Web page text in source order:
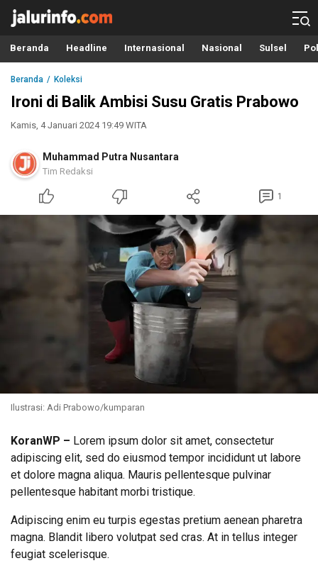
Info Terbaru, Berita Terkini Hari Ini, Jalurinfo.com
Terkini, Akurat dan Terpercaya
Beranda Headline Internasional Nasional Sulsel
Beranda Koleksi
Ironi di Balik Ambisi Susu Gratis Prabowo
Kamis, 4 Januari 2024 19:49 WITA
Muhammad Putra Nusantara
Tim Redaksi
1
Ilustrasi: Adi Prabowo/kumparan
KoranWP – Lorem ipsum dolor sit amet, consectetur
adipiscing elit, sed do eiusmod tempor incididunt ut labore
et dolore magna aliqua. Mauris pellentesque pulvinar
pellentesque habitant morbi tristique.
Adipiscing enim eu turpis egestas pretium aenean pharetra
magna. Blandit libero volutpat sed cras. At in tellus integer
feugiat scelerisque.